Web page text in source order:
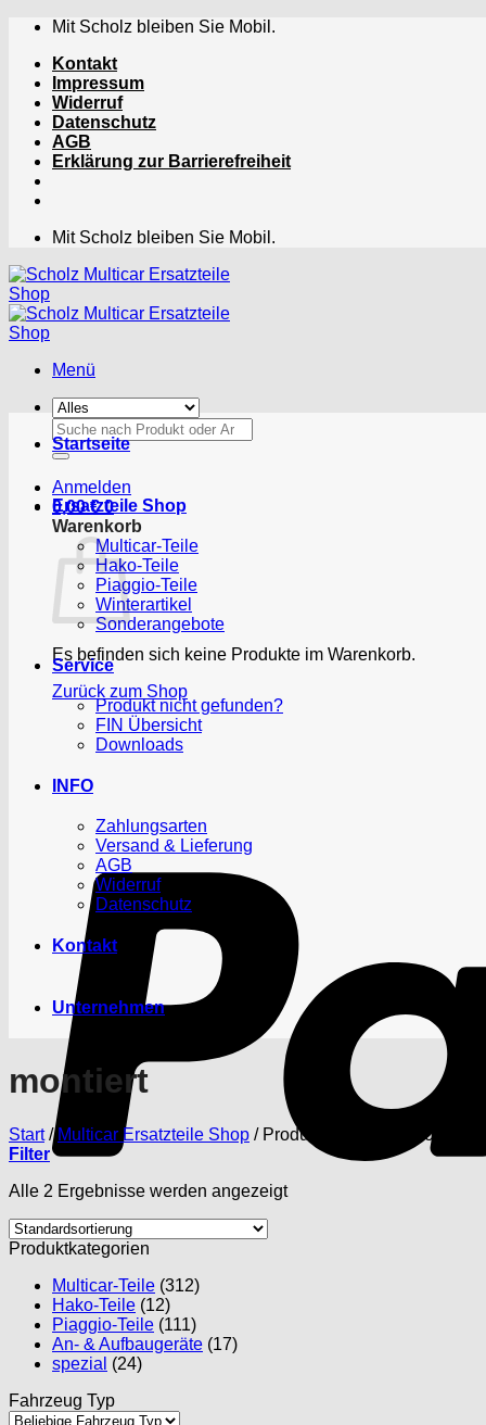
Zum
springen
Mit Scholz bleiben Sie Mobil.
Kontakt
Impressum
Widerruf
Datenschutz
AGB
Erklärung zur Barrierefreiheit
Mit Scholz bleiben Sie Mobil.
Menü
Suchen
nach:
Anmelden
0,00€ 0
Warenkorb
Es befinden sich keine Produkte im Warenkorb.
Zurück zum Shop
Startseite
Ersatzteile Shop
Multicar-Teile
Hako-Teile
Piaggio-Teile
Winterartikel
Sonderangebote
Service
Produkt nicht gefunden?
FIN Übersicht
Downloads
INFO
Zahlungsarten
Versand & Lieferung
AGB
Widerruf
Datenschutz
Kontakt
Unternehmen
montiert
Start / Multicar Ersatzteile Shop /Produkte verschlagwortet mit
Filter
Alle 2 Ergebnisse werden angezeigt
Produktkategorien
Multicar-Teile (312)
Hako-Teile (12)
Piaggio-Teile (111)
An- & Aufbaugeräte (17)
spezial (24)
Fahrzeug Typ